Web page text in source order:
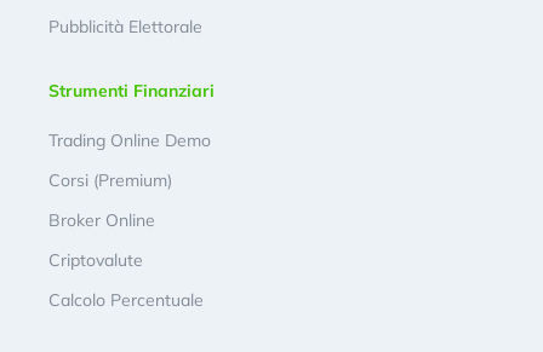
Pubblicità Elettorale
Strumenti Finanziari
Trading Online Demo
Corsi (Premium)
Broker Online
Criptovalute
Calcolo Percentuale